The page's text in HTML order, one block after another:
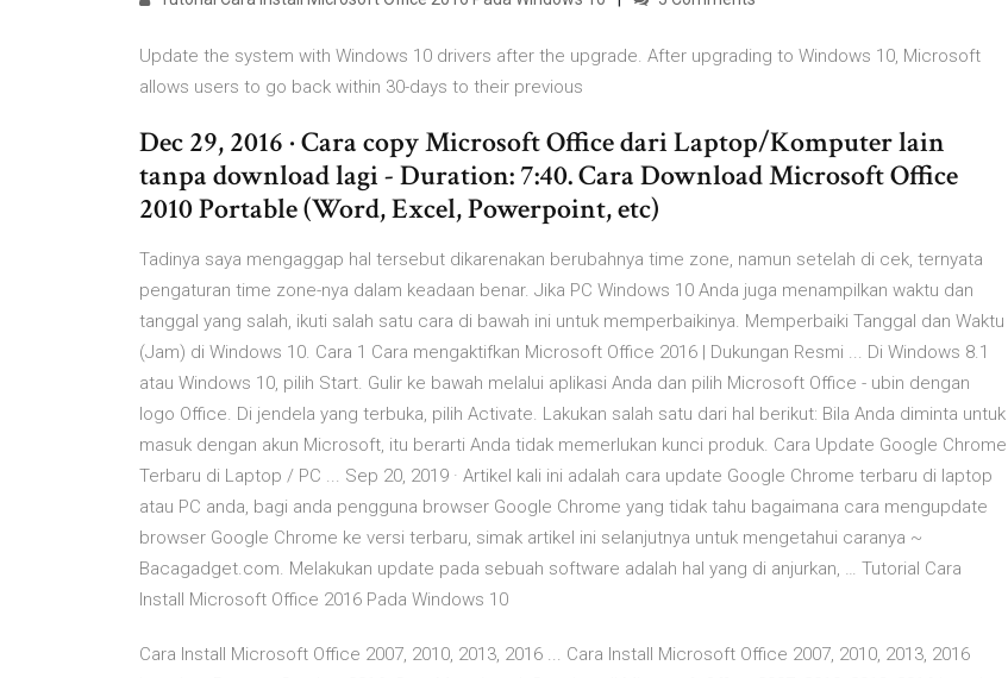
Update the system with Windows 10 drivers after the upgrade. After upgrading to Windows 10, Microsoft
allows users to go back within 30-days to their previous
Dec 29, 2016 · Cara copy Microsoft Office dari Laptop/Komputer lain
tanpa download lagi - Duration: 7:40. Cara Download Microsoft Office
2010 Portable (Word, Excel, Powerpoint, etc)
Tadinya saya mengaggap hal tersebut dikarenakan berubahnya time zone, namun setelah di cek, ternyata
pengaturan time zone-nya dalam keadaan benar. Jika PC Windows 10 Anda juga menampilkan waktu dan
tanggal yang salah, ikuti salah satu cara di bawah ini untuk memperbaikinya. Memperbaiki Tanggal dan Waktu
(Jam) di Windows 10. Cara 1 Cara mengaktifkan Microsoft Office 2016 | Dukungan Resmi ... Di Windows 8.1
atau Windows 10, pilih Start. Gulir ke bawah melalui aplikasi Anda dan pilih Microsoft Office - ubin dengan
logo Office. Di jendela yang terbuka, pilih Activate. Lakukan salah satu dari hal berikut: Bila Anda diminta untuk
masuk dengan akun Microsoft, itu berarti Anda tidak memerlukan kunci produk. Cara Update Google Chrome
Terbaru di Laptop / PC ... Sep 20, 2019 · Artikel kali ini adalah cara update Google Chrome terbaru di laptop
atau PC anda, bagi anda pengguna browser Google Chrome yang tidak tahu bagaimana cara mengupdate
browser Google Chrome ke versi terbaru, simak artikel ini selanjutnya untuk mengetahui caranya ~
Bacagadget.com. Melakukan update pada sebuah software adalah hal yang di anjurkan, … Tutorial Cara
Install Microsoft Office 2016 Pada Windows 10
Cara Install Microsoft Office 2007, 2010, 2013, 2016 ... Cara Install Microsoft Office 2007, 2010, 2013, 2016